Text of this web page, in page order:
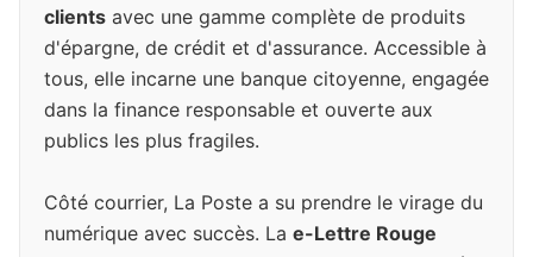
clients avec une gamme complète de produits
d'épargne, de crédit et d'assurance. Accessible à
tous, elle incarne une banque citoyenne, engagée
dans la finance responsable et ouverte aux
publics les plus fragiles.
Côté courrier, La Poste a su prendre le virage du
numérique avec succès. La e-Lettre Rouge